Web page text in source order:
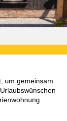
um gemeinsam